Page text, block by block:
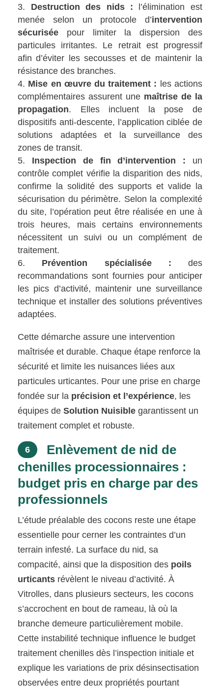
Destruction des nids : l’élimination est
menée selon un protocole d’intervention
sécurisée pour limiter la dispersion des
particules irritantes. Le retrait est progressif
afin d’éviter les secousses et de maintenir la
résistance des branches.
Mise en œuvre du traitement : les actions
complémentaires assurent une maîtrise de la
propagation. Elles incluent la pose de
dispositifs anti-descente, l’application ciblée de
solutions adaptées et la surveillance des
zones de transit.
Inspection de fin d’intervention : un
contrôle complet vérifie la disparition des nids,
confirme la solidité des supports et valide la
sécurisation du périmètre. Selon la complexité
du site, l’opération peut être réalisée en une à
trois heures, mais certains environnements
nécessitent un suivi ou un complément de
traitement.
Prévention spécialisée : des
recommandations sont fournies pour anticiper
les pics d’activité, maintenir une surveillance
technique et installer des solutions préventives
adaptées.
Cette démarche assure une intervention
maîtrisée et durable. Chaque étape renforce la
sécurité et limite les nuisances liées aux
particules urticantes. Pour une prise en charge
fondée sur la précision et l’expérience, les
équipes deSolution Nuisible garantissent un
traitement complet et robuste.
6
Enlèvement de nid de
chenilles processionnaires :
budget pris en charge par des
professionnels
L’étude préalable des cocons reste une étape
essentielle pour cerner les contraintes d’un
terrain infesté. La surface du nid, sa
compacité, ainsi que la disposition des poils
urticants révèlent le niveau d’activité. À
Vitrolles, dans plusieurs secteurs, les cocons
s’accrochent en bout de rameau, là où la
branche demeure particulièrement mobile.
Cette instabilité technique influence le budget
traitement chenilles dès l’inspection initiale et
explique les variations de prix désinsectisation
observées entre deux propriétés pourtant